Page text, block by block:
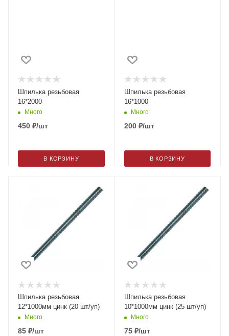
Шпилька резьбовая
16*2000
Много
450 ₽/шт
В КОРЗИНУ
Шпилька резьбовая
16*1000
Много
200₽/шт
В КОРЗИНУ
Шпилька резьбовая
12*1000мм цинк (20 шт/уп)
Много
85 ₽/шт
Шпилька резьбовая
10*1000мм цинк (25 шт/уп)
Много
75₽/шт